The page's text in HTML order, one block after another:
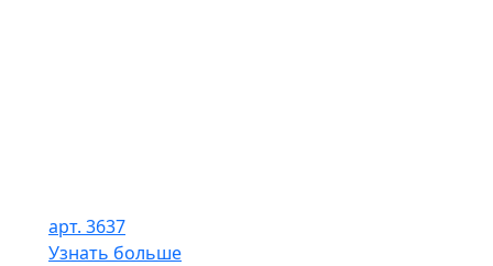
арт. 3637
Узнать больше